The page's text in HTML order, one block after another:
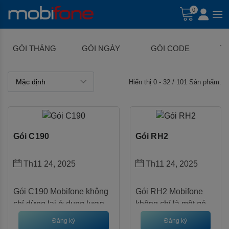
0
GÓI THÁNG GÓI NGÀY GÓI CODE
Hiển thị 0 - 32 / 101 Sản phẩm.
Gói C190
Th11 24, 2025
Gói C190 Mobifone không
chỉ dừng lại ở dung lượng
data lớn mà còn tích hợp
Đăng ký
Gói RH2
Th11 24, 2025
Gói RH2 Mobifone
không chỉ là một gói
data roaming thông
Đăng ký